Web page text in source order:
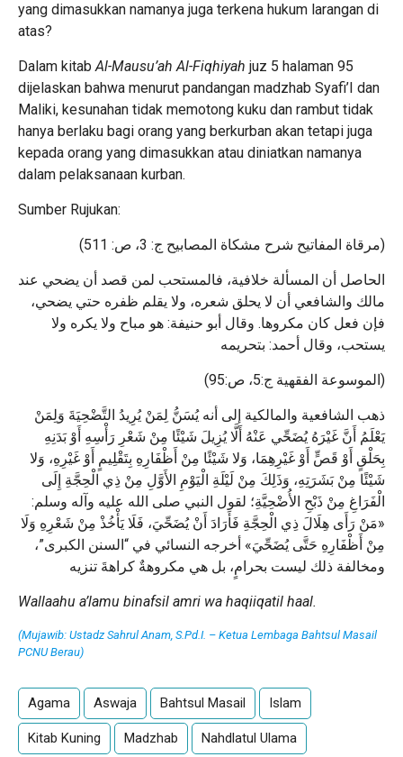
yang dimasukkan namanya juga terkena hukum larangan di
atas?
Dalam kitabAl-Mausu’ah Al-Fiqhiyah juz 5 halaman 95
dijelaskan bahwa menurut pandangan madzhab Syafi’I dan
Maliki, kesunahan tidak memotong kuku dan rambut tidak
hanya berlaku bagi orang yang berkurban akan tetapi juga
kepada orang yang dimasukkan atau diniatkan namanya
dalam pelaksanaan kurban.
Sumber Rujukan:
(مرقاة المفاتيح شرح مشكاة المصابيح ج: 3، ص: 511)
الحاصل أن المسألة خلافية، فالمستحب لمن قصد أن يضحي عند
مالك والشافعي أن لا يحلق شعره، ولا يقلم ظفره حتي يضحي،
فإن فعل كان مكروها. وقال أبو حنيفة: هو مباح ولا يكره ولا
يستحب، وقال أحمد: بتحريمه
(الموسوعة الفقهية ج:5، ص:95)
ذهب الشافعية والمالكية إلى أنه يُسَنُّ لِمَنْ يُرِيدُ التَّضْحِيَةَ وَلِمَنْ
يَعْلَمُ أَنَّ غَيْرَهُ يُضَحِّي عَنْهُ أَلَّا يُزِيلَ شَيْئًا مِنْ شَعْرِ رَأْسِهِ أَوْ بَدَنِهِ
بِحَلْقٍ أَوْ قَصٍّ أَوْ غَيْرِهِمَا، وَلا شَيْئًا مِنْ أَظْفَارِهِ بِتَقْلِيمٍ أَوْ غَيْرِهِ، وَلا
شَيْئًا مِنْ بَشَرَتِهِ، وَذَلِكَ مِنْ لَيْلَةِ الْيَوْمِ الأَوَّلِ مِنْ ذِي الْحِجَّةِ إِلَى
الْفَرَاغِ مِنْ ذَبْحِ الأُضْحِيَّةِ؛ لقول النبي صلى الله عليه وآله وسلم:
«مَنْ رَأَى هِلَالَ ذِي الْحِجَّةِ فَأَرَادَ أَنْ يُضَحِّيَ، فَلَا يَأْخُذْ مِنْ شَعْرِهِ وَلَا
مِنْ أَظْفَارِهِ حَتَّى يُضَحِّيَ» أخرجه النسائي في “السنن الكبرى”،
ومخالفة ذلك ليست بحرامٍ، بل هي مكروهةٌ كراهةَ تنزيه
Wallaahu a’lamu binafsil amri wa haqiiqatil haal.
(Mujawib: Ustadz Sahrul Anam, S.Pd.I. – Ketua Lembaga Bahtsul Masail
PCNU Berau)
Agama Aswaja Bahtsul Masail Islam
Kitab Kuning Madzhab Nahdlatul Ulama